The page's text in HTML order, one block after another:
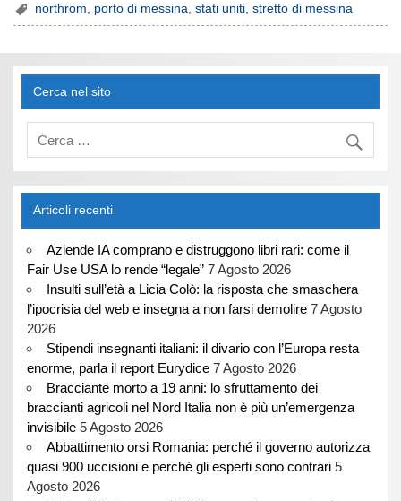
northrom porto di messina ,stati uniti ,stretto di messina
Cerca nel sito
Articoli recenti
Aziende IA comprano e distruggono libri rari: come il
Fair Use USA lo rende “legale” 7 Agosto 2026
Insulti sull’età a Licia Colò: la risposta che smaschera
l’ipocrisia del web e insegna a non farsi demolire 7 Agosto
2026
Stipendi insegnanti italiani: il divario con l’Europa resta
enorme, parla il report Eurydice 7 Agosto 2026
Bracciante morto a 19 anni: lo sfruttamento dei
braccianti agricoli nel Nord Italia non è più un’emergenza
invisibile 5 Agosto 2026
Abbattimento orsi Romania: perché il governo autorizza
quasi 900 uccisioni e perché gli esperti sono contrari 5
Agosto 2026